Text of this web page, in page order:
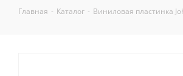
Главная - Каталог - Виниловая пластинка